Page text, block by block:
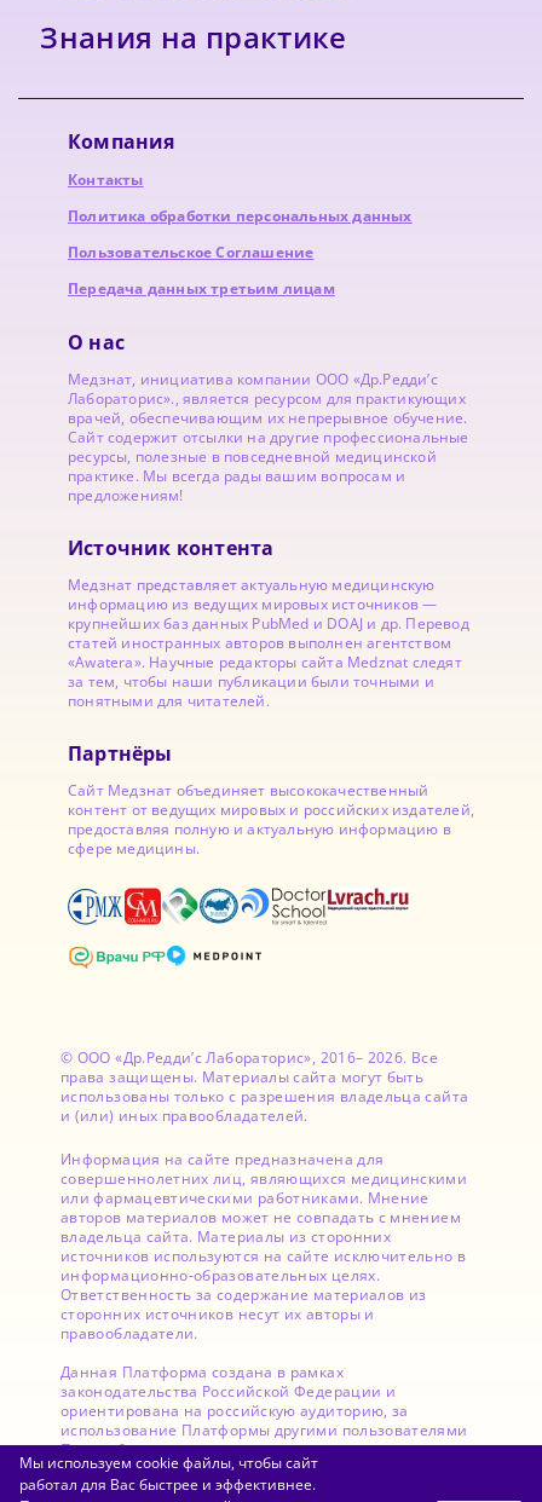
Знания на практике
Компания
Контакты
Политика обработки персональных данных
Пользовательское Соглашение
Передача данных третьим лицам
О нас
Медзнат, инициатива компании ООО «Др.Редди’с
Лабораторис»., является ресурсом для практикующих
врачей, обеспечивающим их непрерывное обучение.
Сайт содержит отсылки на другие профессиональные
ресурсы, полезные в повседневной медицинской
практике. Мы всегда рады вашим вопросам и
предложениям!
Источник контента
Медзнат представляет актуальную медицинскую
информацию из ведущих мировых источников —
крупнейших баз данных PubMed и DOAJ и др. Перевод
статей иностранных авторов выполнен агентством
«Awatera». Научные редакторы сайта Medznat следят
за тем, чтобы наши публикации были точными и
понятными для читателей.
Партнёры
Сайт Медзнат объединяет высококачественный
контент от ведущих мировых и российских издателей,
предоставляя полную и актуальную информацию в
сфере медицины.
© ООО «Др.Редди’с Лабораторис», 2016– 2026. Все
права защищены. Материалы сайта могут быть
использованы только с разрешения владельца сайта
и (или) иных правообладателей.
Информация на сайте предназначена для
совершеннолетних лиц, являющихся медицинскими
или фармацевтическими работниками. Мнение
авторов материалов может не совпадать с мнением
владельца сайта. Материалы из сторонних
источников используются на сайте исключительно в
информационно-образовательных целях.
Ответственность за содержание материалов из
сторонних источников несут их авторы и
правообладатели.
Данная Платформа создана в рамках
законодательства Российской Федерации и
ориентирована на российскую аудиторию, за
использование Платформы другими пользователями
Правообладатель ответственности не несет.
Мы используем cookie файлы, чтобы сайт
работал для Вас быстрее и эффективнее.